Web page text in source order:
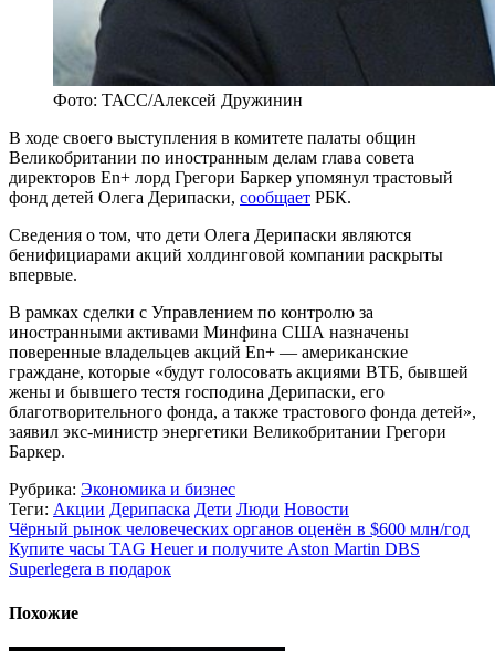
Фото: ТАСС/Алексей Дружинин
В ходе своего выступления в комитете палаты общин
Великобритании по иностранным делам глава совета
директоров En+ лорд Грегори Баркер упомянул трастовый
фонд детей Олега Дерипаски, сообщает РБК.
Сведения о том, что дети Олега Дерипаски являются
бенифициарами акций холдинговой компании раскрыты
впервые.
В рамках сделки с Управлением по контролю за
иностранными активами Минфина США назначены
поверенные владельцев акций En+ — американские
граждане, которые «будут голосовать акциями ВТБ, бывшей
жены и бывшего тестя господина Дерипаски, его
благотворительного фонда, а также трастового фонда детей»,
заявил экс-министр энергетики Великобритании Грегори
Баркер.
Рубрика: Экономика и бизнес
Теги: Акции Дерипаска Дети Люди Новости
Чёрный рынок человеческих органов оценён в $600 млн/год
Купите часы TAG Heuer и получите Aston Martin DBS
Superlegera в подарок
Похожие